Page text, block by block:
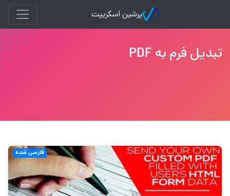
پرشین اسکریپت
تبدیل فرم به PDF
فارسی شده